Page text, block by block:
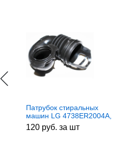
Патрубок стиральных
машин LG 4738ER2004A,
SMA040, 4738EN2002A,
MAR61842102
120 руб. за шт